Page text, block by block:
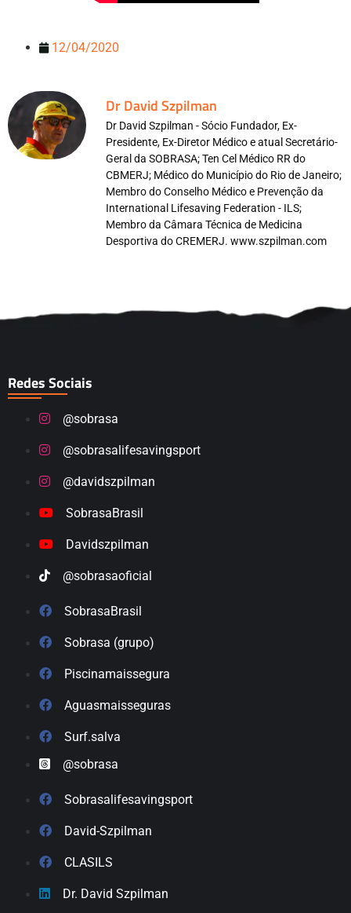
12/04/2020
Dr David Szpilman
Dr David Szpilman - Sócio Fundador, Ex-
Presidente, Ex-Diretor Médico e atual Secretário-
Geral da SOBRASA; Ten Cel Médico RR do
CBMERJ; Médico do Município do Rio de Janeiro;
Membro do Conselho Médico e Prevenção da
International Lifesaving Federation - ILS;
Membro da Câmara Técnica de Medicina
Desportiva do CREMERJ. www.szpilman.com
Redes Sociais
@sobrasa
@sobrasalifesavingsport
@davidszpilman
SobrasaBrasil
Davidszpilman
@sobrasaoficial
SobrasaBrasil
Sobrasa (grupo)
Piscinamaissegura
Aguasmaisseguras
Surf.salva
@sobrasa
Sobrasalifesavingsport
David-Szpilman
CLASILS
Dr. David Szpilman